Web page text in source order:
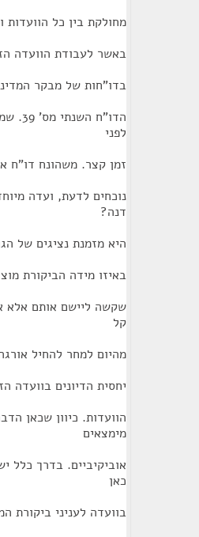
מחולקת בין כל הוועדות
באשר לעבודת הוועדה
בדו"חות של מבקר
לפני
זמן קצר. משהונח דו"ח
נוכחים לדעת, ועדה
דנה?
היא מזמנת נציגים של
באיזו מידה הביקורת
שקשה ליישם אותם אלא
קל
מהיום למחר להחיל
יחסית הדיונים בוועדה
הוועדות. כיוון שכאן
מימצאים
אוביקיביים. בדרך כלל
כאן
בוועדה לעניני ביקורת